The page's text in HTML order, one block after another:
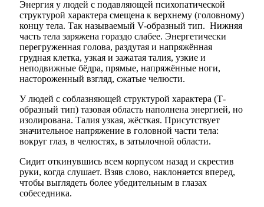
Энергия у людей с подавляющей психопатической
струк­турой характера смещена к верхнему (головному)
концу тела. Так называемый V-образный тип. Нижняя
часть тела заряжена гораздо слабее. Энергетически
перегруженная голова, раздутая и напряжённая
грудная клетка, узкая и зажатая талия, узкие и
неподвижные бёдра, прямые, напряжённые ноги,
насторожен­ный взгляд, сжатые челюсти.
У людей с соблазняющей структурой характера (Т-
образный тип) тазовая об­ласть наполнена энергией, но
изолирована. Талия узкая, жёст­кая. Присутствует
значи­тельное напряжение в головной части тела:
вокруг глаз, в че­люстях, в затылочной области.
Сидит откинувшись всем корпусом назад и скрестив
руки, когда слушает. Взяв слово, наклоняется вперед,
чтобы выглядеть более убедительным в глазах
собеседника.